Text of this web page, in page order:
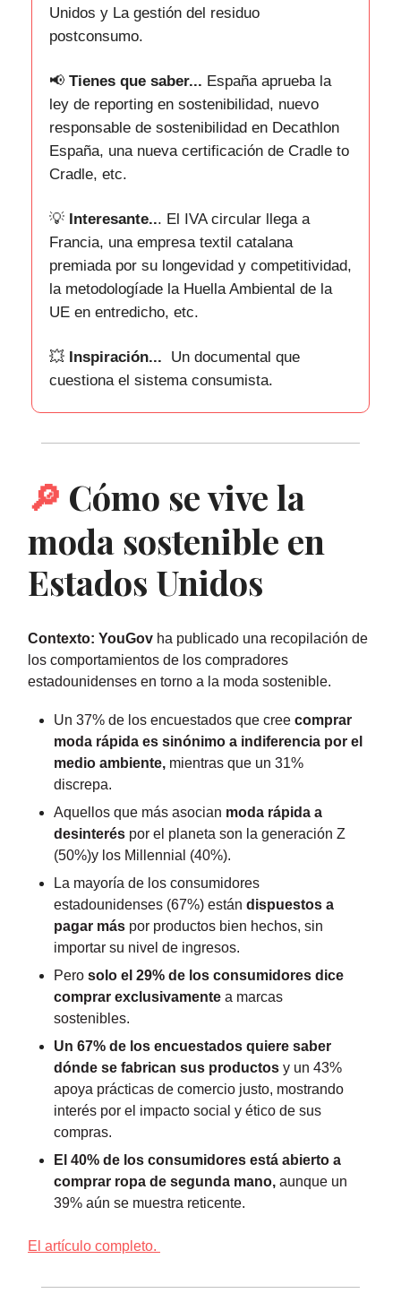
Unidos y La gestión del residuo
postconsumo.
📢 Tienes que saber... España aprueba la
ley de reporting en sostenibilidad, nuevo
responsable de sostenibilidad en Decathlon
España, una nueva certificación de Cradle to
Cradle, etc.
💡 Interesante... El IVA circular llega a
Francia, una empresa textil catalana
premiada por su longevidad y competitividad,
la metodologíade la Huella Ambiental de la
UE en entredicho, etc.
💥 Inspiración...
Un documental que
cuestiona el sistema consumista.
🔎 Cómo se vive la
moda sostenible en
Estados Unidos
Contexto: YouGov ha publicado una recopilación de
los comportamientos de los compradores
estadounidenses en torno a la moda sostenible.
Un 37% de los encuestados que cree comprar
moda rápida es sinónimo a indiferencia por el
medio ambiente, mientras que un 31%
discrepa.
Aquellos que más asocian moda rápida a
desinterés por el planeta son la generación Z
(50%)y los Millennial (40%).
La mayoría de los consumidores
estadounidenses (67%) están dispuestos a
pagar más por productos bien hechos, sin
importar su nivel de ingresos.
Pero solo el 29% de los consumidores dice
comprar exclusivamente a marcas
sostenibles.
Un 67% de los encuestados quiere saber
dónde se fabrican sus productos y un 43%
apoya prácticas de comercio justo, mostrando
interés por el impacto social y ético de sus
compras.
El 40% de los consumidores está abierto a
comprar ropa de segunda mano, aunque un
39% aún se muestra reticente.
El artículo completo.